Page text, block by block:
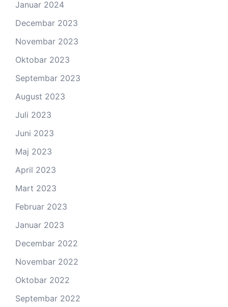
Januar 2024
Decembar 2023
Novembar 2023
Oktobar 2023
Septembar 2023
August 2023
Juli 2023
Juni 2023
Maj 2023
April 2023
Mart 2023
Februar 2023
Januar 2023
Decembar 2022
Novembar 2022
Oktobar 2022
Septembar 2022